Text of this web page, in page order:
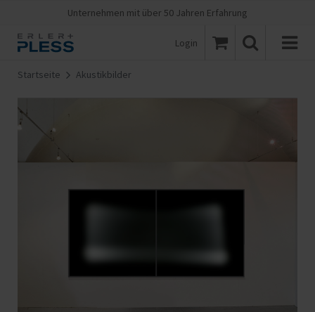
Unternehmen mit über 50 Jahren Erfahrung
Login
Startseite Akustikbilder